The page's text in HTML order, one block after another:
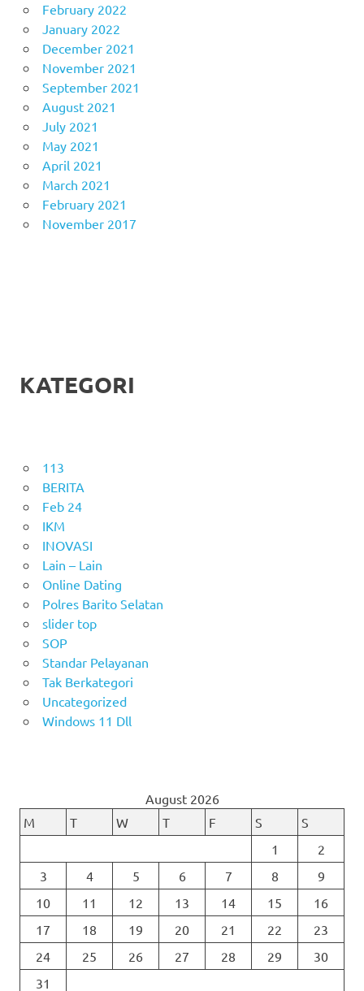
February 2022
January 2022
December 2021
November 2021
September 2021
August 2021
July 2021
May 2021
April 2021
March 2021
February 2021
November 2017
KATEGORI
113
BERITA
Feb 24
IKM
INOVASI
Lain – Lain
Online Dating
Polres Barito Selatan
slider top
SOP
Standar Pelayanan
Tak Berkategori
Uncategorized
Windows 11 Dll
August 2026
M
T W T F S
S
1
2
3
4 5 6 7 8
9
10
11 12 13 14 15
16
17
18 19 20 21 22
23
24
25 26 27 28 29
30
31